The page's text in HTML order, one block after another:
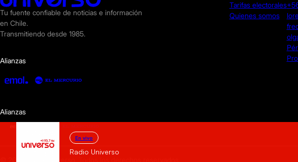
En vivo
Radio Universo
Tu fuente confiable de noticias e información
en Chile.
Transmitiendo desde 1985.
Alianzas
Tarifas electorales
Quienes somos
Alianzas